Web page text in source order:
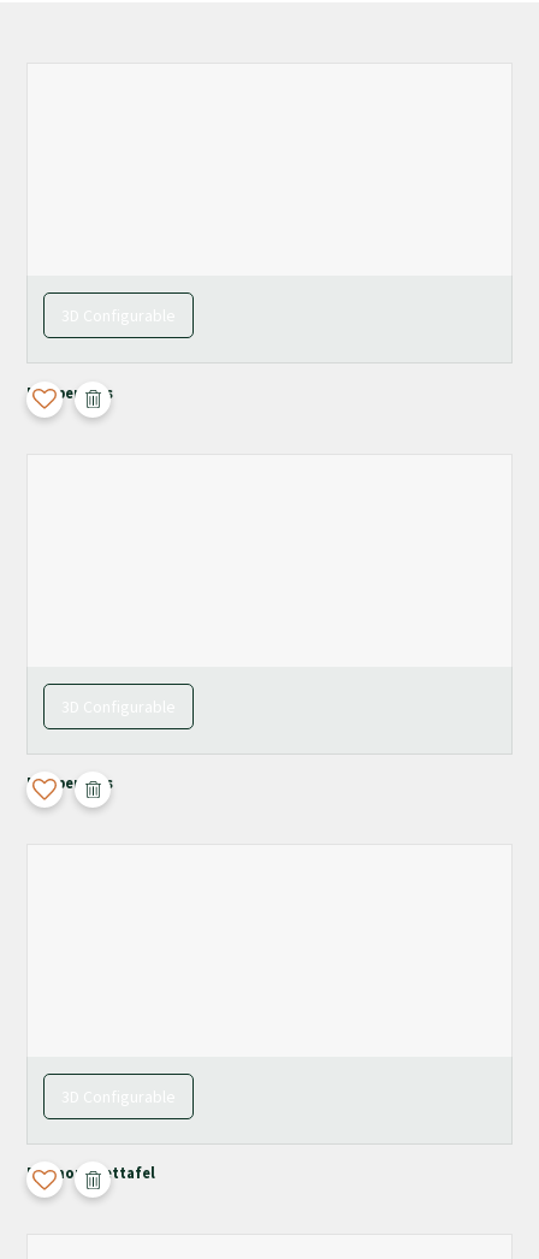
Maupertuus
Maupertuus
Pyrmont Eettafel